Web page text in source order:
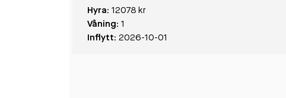
Hyra: 12078 kr
Våning: 1
Inflytt: 2026-10-01